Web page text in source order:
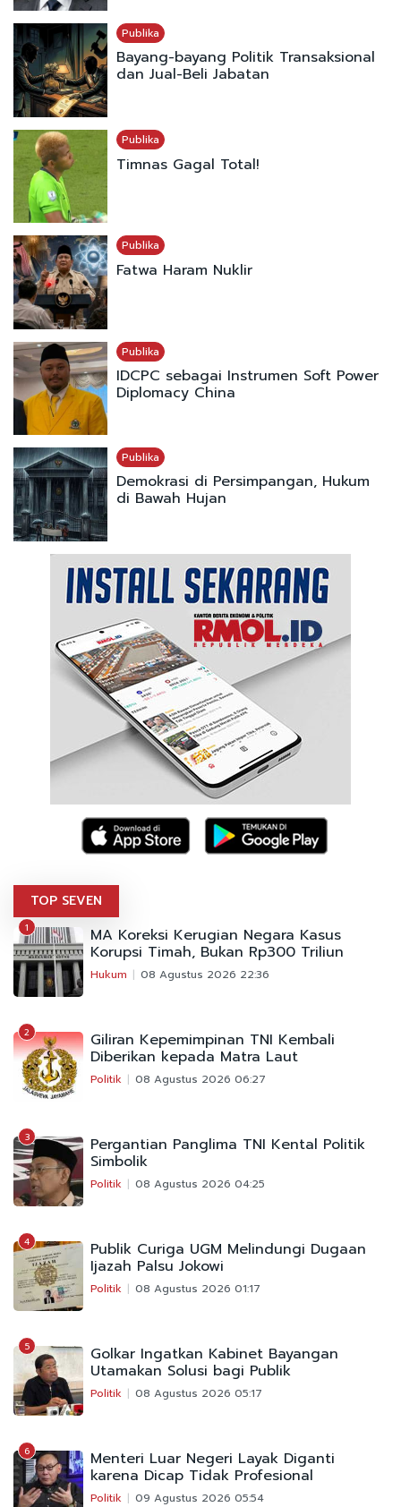
Publika
Bayang-bayang Politik Transaksional
dan Jual-Beli Jabatan
Publika
Timnas Gagal Total!
Publika
Fatwa Haram Nuklir
Publika
IDCPC sebagai Instrumen Soft Power
Diplomacy China
Publika
Demokrasi di Persimpangan, Hukum
di Bawah Hujan
TOP SEVEN
1 MA Koreksi Kerugian Negara Kasus
Korupsi Timah, Bukan Rp300 Triliun
Hukum 08 Agustus 2026 22:36
2 Giliran Kepemimpinan TNI Kembali
Diberikan kepada Matra Laut
Politik 08 Agustus 2026 06:27
3 Pergantian Panglima TNI Kental Politik
Simbolik
Politik 08 Agustus 2026 04:25
4 Publik Curiga UGM Melindungi Dugaan
Ijazah Palsu Jokowi
Politik 08 Agustus 2026 01:17
5 Golkar Ingatkan Kabinet Bayangan
Utamakan Solusi bagi Publik
Politik 08 Agustus 2026 05:17
6 Menteri Luar Negeri Layak Diganti
karena Dicap Tidak Profesional
Politik 09 Agustus 2026 05:54